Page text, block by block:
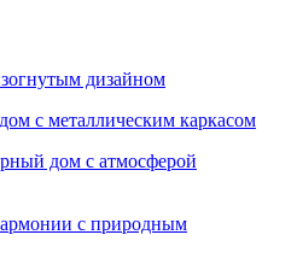
дизайном
с металлическим каркасом
дом с атмосферой
с природным